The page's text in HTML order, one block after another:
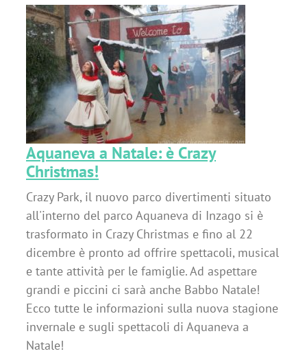
Aquaneva a Natale: è Crazy
Christmas!
Crazy Park, il nuovo parco divertimenti situato
all'interno del parco Aquaneva di Inzago si è
trasformato in Crazy Christmas e fino al 22
dicembre è pronto ad offrire spettacoli, musical
e tante attività per le famiglie. Ad aspettare
grandi e piccini ci sarà anche Babbo Natale!
Ecco tutte le informazioni sulla nuova stagione
invernale e sugli spettacoli di Aquaneva a
Natale!